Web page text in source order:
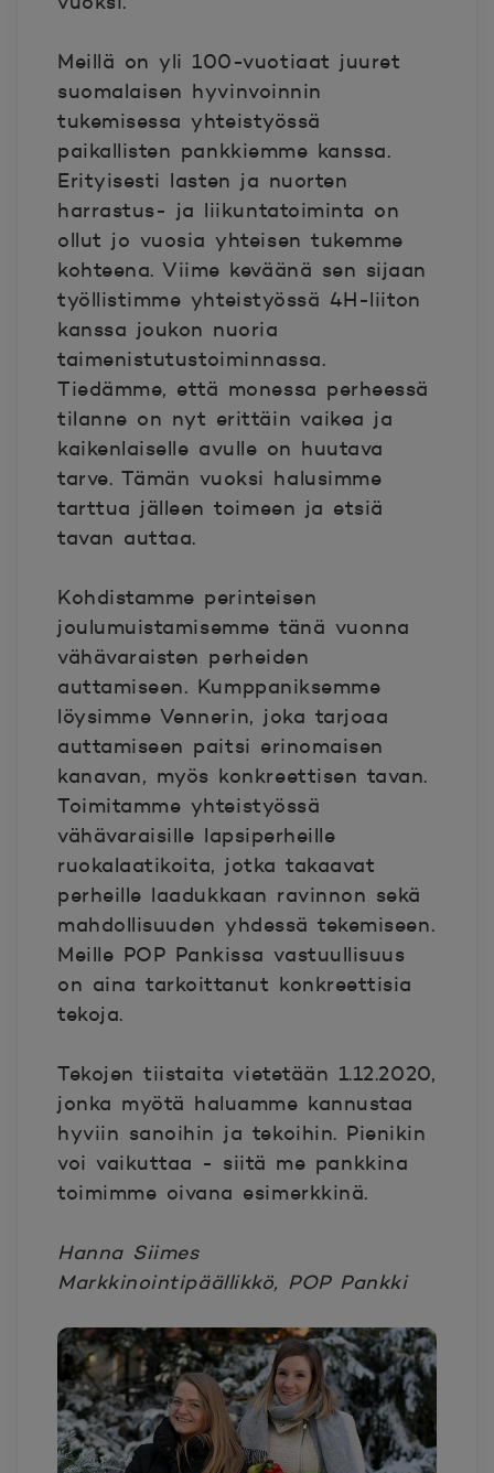
Meillä on yli 100-vuotiaat juuret
suomalaisen hyvinvoinnin
tukemisessa yhteistyössä
paikallisten pankkiemme kanssa.
Erityisesti lasten ja nuorten
harrastus- ja liikuntatoiminta on
ollut jo vuosia yhteisen tukemme
kohteena. Viime keväänä sen sijaan
työllistimme yhteistyössä 4H-liiton
kanssa joukon nuoria
taimenistutustoiminnassa.
Tiedämme, että monessa perheessä
tilanne on nyt erittäin vaikea ja
kaikenlaiselle avulle on huutava
tarve. Tämän vuoksi halusimme
tarttua jälleen toimeen ja etsiä
tavan auttaa.
Kohdistamme perinteisen
joulumuistamisemme tänä vuonna
vähävaraisten perheiden
auttamiseen. Kumppaniksemme
löysimme Vennerin, joka tarjoaa
auttamiseen paitsi erinomaisen
kanavan, myös konkreettisen tavan.
Toimitamme yhteistyössä
vähävaraisille lapsiperheille
ruokalaatikoita, jotka takaavat
perheille laadukkaan ravinnon sekä
mahdollisuuden yhdessä tekemiseen.
Meille POP Pankissa vastuullisuus
on aina tarkoittanut konkreettisia
tekoja.
Tekojen tiistaita vietetään 1.12.2020,
jonka myötä haluamme kannustaa
hyviin sanoihin ja tekoihin. Pienikin
voi vaikuttaa - siitä me pankkina
toimimme oivana esimerkkinä.
Hanna Siimes
Markkinointipäällikkö, POP Pankki